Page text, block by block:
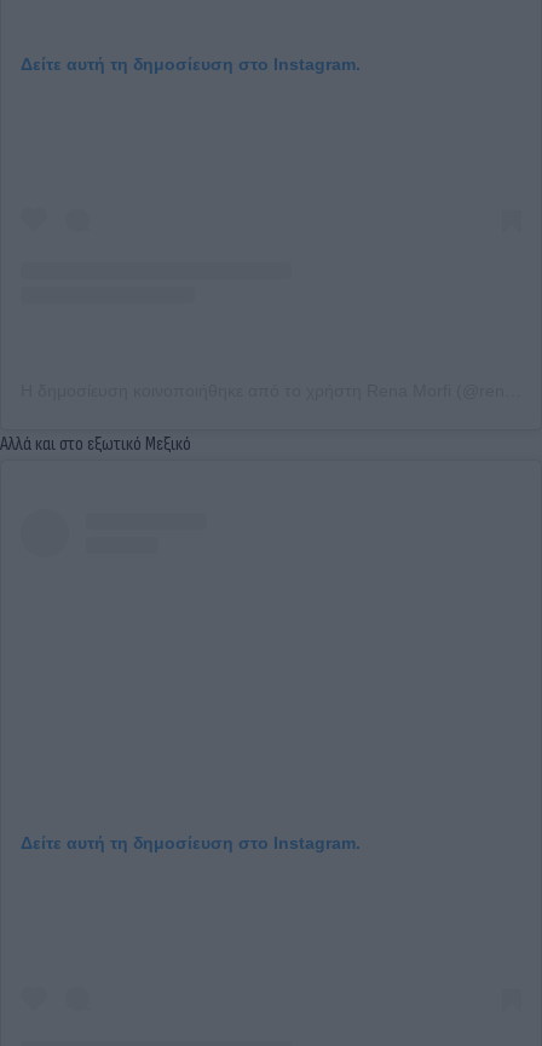
Δείτε αυτή τη δημοσίευση στο Instagram.
Αλλά και στο εξωτικό Μεξικό
Δείτε αυτή τη δημοσίευση στο Instagram.